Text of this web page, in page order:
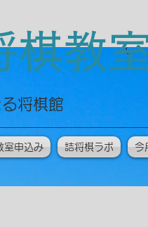
棋
将棋館
室申込み 詰将棋ラボ 今